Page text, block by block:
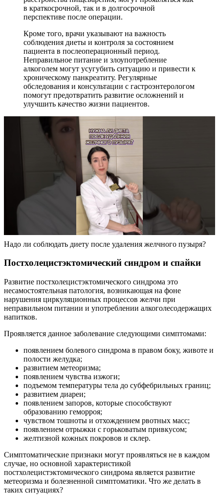
в краткосрочной, так и в долгосрочной
перспективе после операции.
Кроме того, врачи указывают на важность
соблюдения диеты и контроля за состоянием
пациента в послеоперационный период.
Неправильное питание и злоупотребление
алкоголем могут усугубить ситуацию и привести к
хроническому панкреатиту. Регулярные
обследования и консультации с гастроэнтерологом
помогут предотвратить развитие осложнений и
улучшить качество жизни пациентов.
Надо ли соблюдать диету после удаления желчного пузыря?
Постхолецистэктомический синдром и спайки
Развитие постхолецистэктомического синдрома это
несамостоятельная патология, возникающая на фоне
нарушения циркуляционных процессов желчи при
неправильном питании и употреблении алкоголесодержащих
напитков.
Проявляется данное заболевание следующими симптомами:
появлением болевого синдрома в правом боку, животе и
полости желудка;
развитием метеоризма;
появлением чувства изжоги;
подъемом температуры тела до субфебрильных границ;
развитием диареи;
появлением запоров, которые способствуют
образованию геморроя;
чувством тошноты и отхождением рвотных масс;
появлением отрыжки с горьковатым привкусом;
желтизной кожных покровов и склер.
Симптоматические признаки могут проявляться не в каждом
случае, но основной характеристикой
постхолецистэктомического синдрома является развитие
метеоризма и болезненной симптоматики. Что же делать в
таких ситуациях?